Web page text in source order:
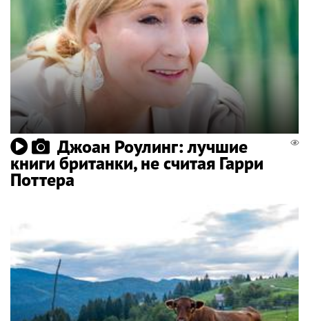
Джоан Роулинг: лучшие
книги британки, не считая Гарри
Поттера